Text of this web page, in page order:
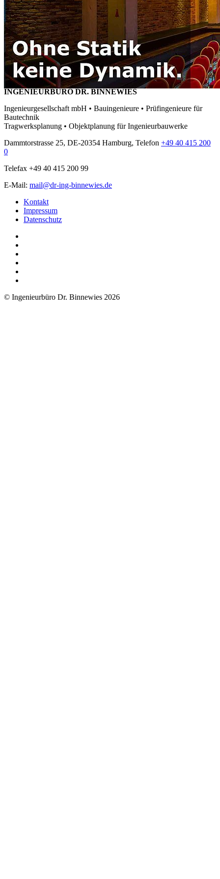
INGENIEURBÜRO DR. BINNEWIES
Ingenieurgesellschaft mbH • Bauingenieure • Prüfingenieure für
Bautechnik
Tragwerksplanung • Objektplanung für Ingenieurbauwerke
Dammtorstrasse 25, DE-20354 Hamburg, Telefon +49 40 415 200
0
Telefax +49 40 415 200 99
E-Mail: mail@dr-ing-binnewies.de
Kontakt
Impressum
Datenschutz
© Ingenieurbüro Dr. Binnewies 2026